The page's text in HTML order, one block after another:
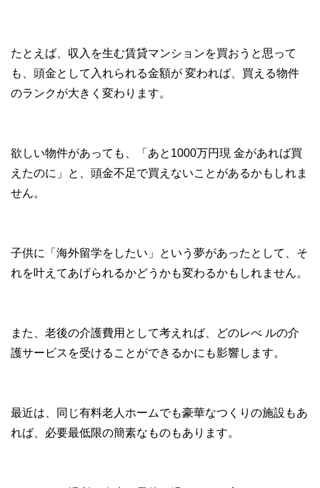
たとえば、収入を生む賃貸マンションを買おうと思って
も、頭金として入れられる金額が 変われば、買える物件
のランクが大きく変わります。
欲しい物件があっても、「あと1000万円現 金があれば買
えたのに」と、頭金不足で買えないことがあるかもしれま
せん。
子供に「海外留学をしたい」という夢があったとして、そ
れを叶えてあげられるかどうかも変わるかもしれません。
また、老後の介護費用として考えれば、どのレべ ルの介
護サービスを受けることができるかにも影響します。
最近は、同じ有料老人ホームでも豪華なつくりの施設もあ
れば、必要最低限の簡素なものもあります。